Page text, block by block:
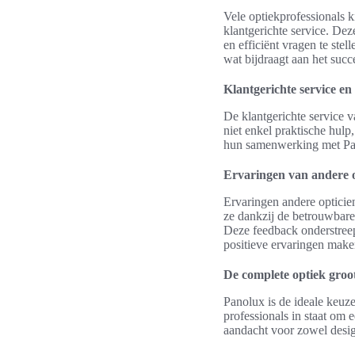
Vele optiekprofessionals
klantgerichte service.
en efficiënt vragen te
wat bijdraagt aan het
Klantgerichte service
De klantgerichte service
niet enkel praktische
hun samenwerking met
Ervaringen van andere
Ervaringen andere
ze dankzij de
Deze feedback
positieve ervaringen
De complete optiek
Panolux is de ideale
professionals in staat om
aandacht voor zowel